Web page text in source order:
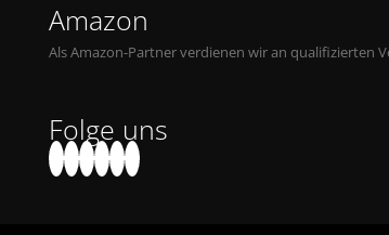
Amazon
Als Amazon-Partner verdienen wir an qualifizierten
Folge uns